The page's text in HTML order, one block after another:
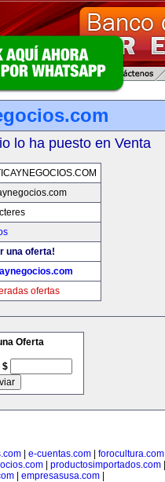
lo ha puesto en Venta
una oferta!
ofertas
Oferta
$
e-cuentas.com forocultura.com
| productosimportados.com|
| empresasusa.com|